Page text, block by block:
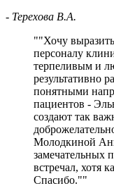
- Терехова В.А.
" Хочу
персоналу
терпеливым и
результативно
понятными
пациентов -
создают так
Молодкиной
замечательных
встречал, хотя
Спасибо. "